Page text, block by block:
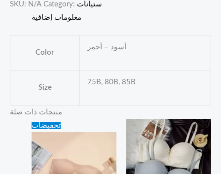
SKU: N/A Category: ستيانات
معلومات إضافية
Color
أسود – أحمر
Size
75B, 80B, 85B
منتجات ذات صلة
تخفيضاتOriginal
price
price